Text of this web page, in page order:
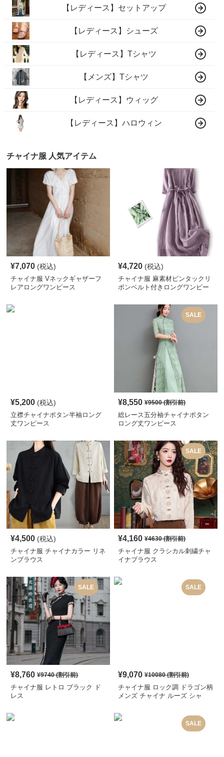
【レディース】セットアップ
【レディース】シューズ
【レディース】Tシャツ
【メンズ】Tシャツ
【レディース】ウィッグ
【レディース】ハロウィン
チャイナ服 人気アイテム
¥7,070 (税込)
チャイナ服 Vネックギャザーフ
レアロングワンピース
¥4,720 (税込)
チャイナ服 麻素材ピンタックリ
ボンベルト付きロングワンピー
¥5,200 (税込)
立襟チャイナボタン半袖ロング
丈ワンピース
SALE
¥8,550 ¥9500(割引前)
総レース五分袖チャイナボタン
ロング丈ワンピース
¥4,500 (税込)
チャイナ服 チャイナカラー リネ
ンブラウス
SALE
¥4,160 ¥4630(割引前)
チャイナ服 クラシカル刺繍チャ
イナブラウス
SALE
¥8,760 ¥9740(割引前)
チャイナ服 レトロ ブラック ド
レス
SALE
¥9,070 ¥10080(割引前)
チャイナ服 ロック調 ドラゴン柄
メンズ チャイナ ルーズ シャ
SALE